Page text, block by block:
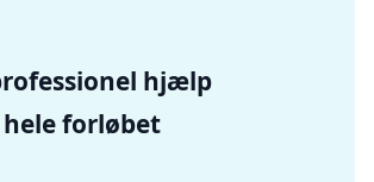
hjælp
forløbet